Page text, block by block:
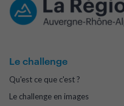
Le challenge
Qu'est ce que c'est ?
Le challenge en images